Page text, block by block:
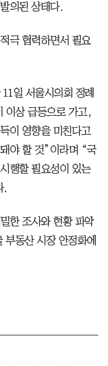
의된 상태다.
극 협력하면서 필요
일 서울시의회 정례
이상 급등으로 가고,
이 영향을 미친다고
야 할 것”이라며 “국
행할 필요성이 있는
.
한 조사와 현황 파악
부동산 시장 안정화에